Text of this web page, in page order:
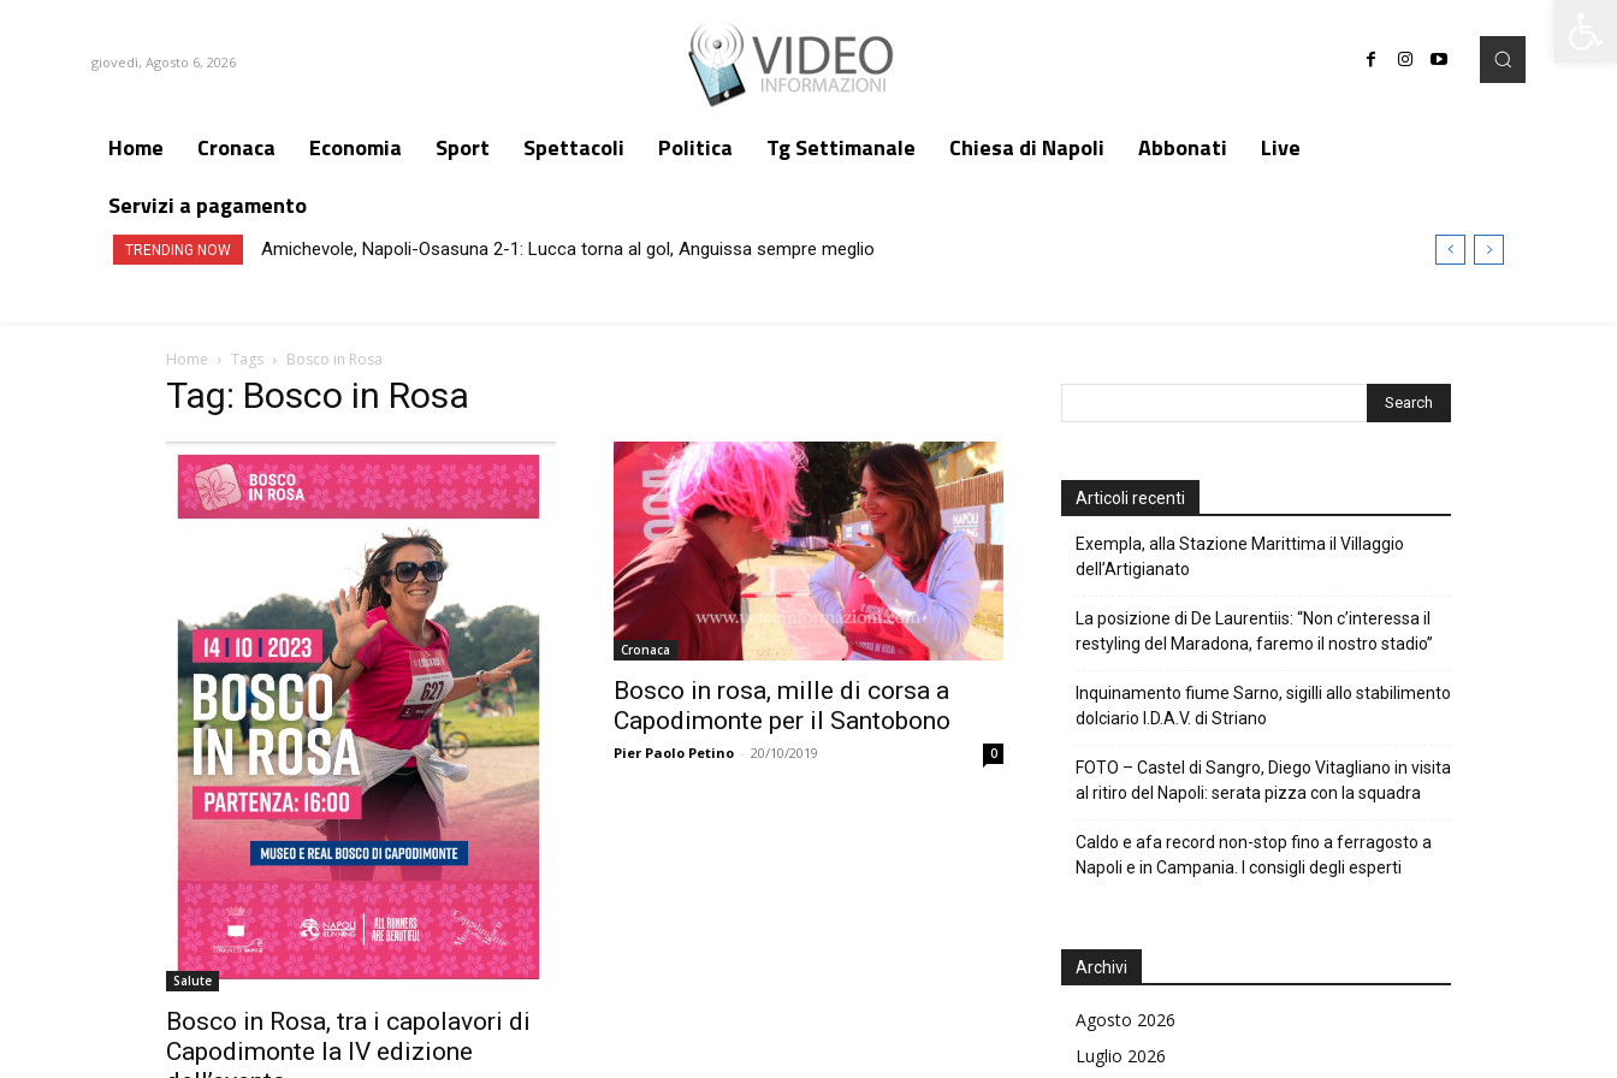
giovedì, Agosto 6, 2026
Home Cronaca Economia Sport Spettacoli Politica Tg Settimanale Chiesa di Napoli Abbonati
Live
Servizi a pagamento
TRENDING NOW Amichevole, Napoli-Osasuna 2-1: Lucca torna al gol, Anguissa sempre meglio
Home Tags Bosco in Rosa
Tag: Bosco in Rosa
Salute
Bosco in Rosa, tra i capolavori di
Capodimonte la IV edizione
Cronaca
Bosco in rosa, mille di corsa a
Capodimonte per il Santobono
Pier Paolo Petino - 20/10/2019 0
Articoli recenti
Exempla, alla Stazione Marittima il Villaggio
dell’Artigianato
La posizione di De Laurentiis: “Non c’interessa il
restyling del Maradona, faremo il nostro stadio”
Inquinamento fiume Sarno, sigilli allo stabilimento
dolciario I.D.A.V. di Striano
FOTO – Castel di Sangro, Diego Vitagliano in visita
al ritiro del Napoli: serata pizza con la squadra
Caldo e afa record non-stop fino a ferragosto a
Napoli e in Campania. I consigli degli esperti
Archivi
Agosto 2026
Luglio 2026